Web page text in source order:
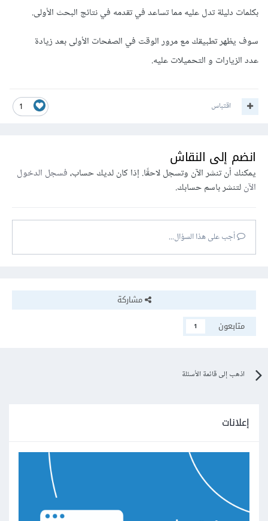
بكلمات دليلة تدل عليه مما تساعد في تقدمه في نتائج البحث الأولى.
سوف يظهر تطبيقك مع مرور الوقت في الصفحات الأولى بعد زيادة
عدد الزيارات و التحميلات عليه.
1 اقتباس
انضم إلى النقاش
يمكنك أن تنشر الآن وتسجل لاحقًا. إذا كان لديك حساب،فسجل الدخول
الآنلتنشر باسم حسابك.
أجب على هذا السؤال...
مشاركة
متابعون
1
اذهب إلى قائمة الأسئلة
إعلانات